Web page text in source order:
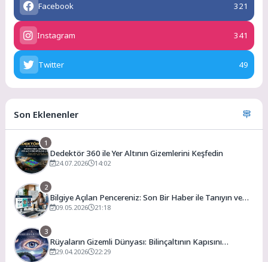
Facebook 321
Instagram 341
Twitter 49
Son Eklenenler
1
Dedektör 360 ile Yer Altının Gizemlerini Keşfedin
24.07.2026 14:02
2
Bilgiye Açılan Pencereniz: Son Bir Haber ile Tanıyın ve
Keşfedin
09.05.2026 21:18
3
Rüyaların Gizemli Dünyası: Bilinçaltının Kapısını
Aralamak
29.04.2026 22:29